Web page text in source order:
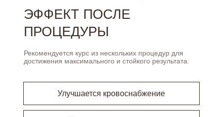
ЭФФЕКТ ПОСЛЕ
ПРОЦЕДУРЫ
Рекомендуется курс из нескольких процедур для
достижения максимального и стойкого результата.
Улучшается кровоснабжение